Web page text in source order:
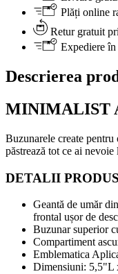
Plăți online
Retur gratuit
Expediere
Descrierea
MINIMALIST
Buzunarele create pentru
păstrează tot ce ai nevoie
DETALII PRODUS
Geantă de umăr
frontal ușor de
Buzunar superior
Compartiment
Emblematica
Dimensiuni: